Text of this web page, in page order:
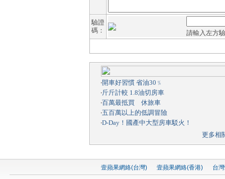
驗證
碼：
請輸入左方
‧開車好習慣 省油30﹪
‧斤斤計較 1.8油切房車
‧百萬最抵買 休旅車
‧五百萬以上的低調冒險
‧D-Day！國產中大型房車駁火！
更多相
壹蘋果網絡(台灣) 壹蘋果網絡(香港) 台